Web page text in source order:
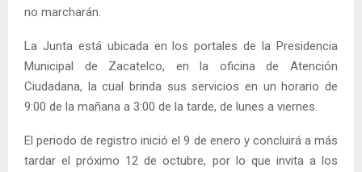
no marcharán.
La Junta está ubicada en los portales de la Presidencia
Municipal de Zacatelco, en la oficina de Atención
Ciudadana, la cual brinda sus servicios en un horario de
9:00 de la mañana a 3:00 de la tarde, de lunes a viernes.
El periodo de registro inició el 9 de enero y concluirá a más
tardar el próximo 12 de octubre, por lo que invita a los